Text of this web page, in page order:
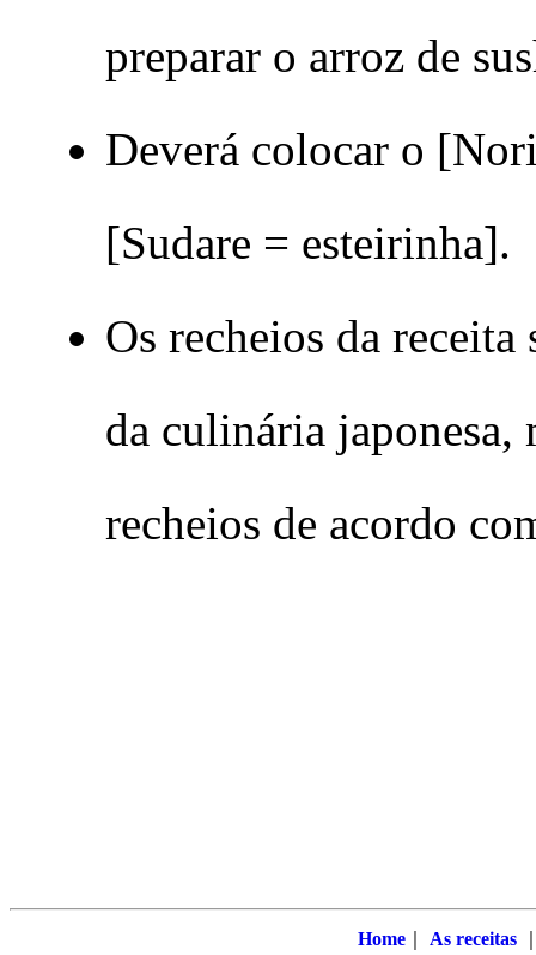
preparar o arroz de
Deverá colocar o
[Sudare = esteirinha].
Os recheios da
da culinária japonesa,
recheios de acordo
Home｜ As receitas